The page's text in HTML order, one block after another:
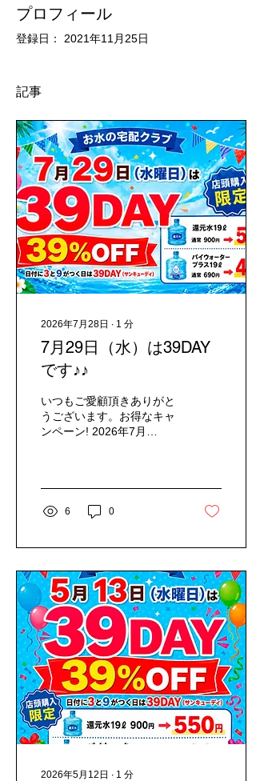
プロフィール
登録日： 2021年11月25日
記事
2026年7月28日 ∙ 1 分
7月29日（水）は39DAY
です♪♪
いつもご愛顧頂きありがと
うございます。お得なキャ
ンペーン! 2026年7月
6 0
2026年5月12日 ∙ 1 分